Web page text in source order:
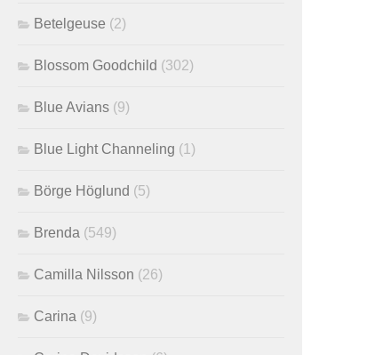
Betelgeuse (2)
Blossom Goodchild (302)
Blue Avians (9)
Blue Light Channeling (1)
Börge Höglund (5)
Brenda (549)
Camilla Nilsson (26)
Carina (9)